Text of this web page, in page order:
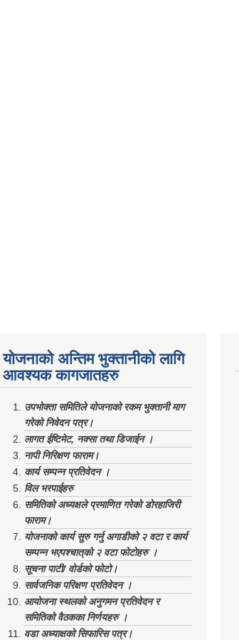
योजनाको अन्तिम भुक्तानीको लागि
आवश्यक कागजातहरु
उपभोक्ता समितिले योजनाको रकम भुक्तानी माग
गरेको निवेदन पत्र।
लागत ईष्टिमेट, नक्सा तथा डिजाईन ।
नापी निरिक्षण फाराम।
कार्य सम्पन्न प्रतिवेदन ।
विल भरपाईहरु
समितिको अध्यक्षले प्रमाणित गरेको डोरहाजिरी
फाराम।
योजनाको कार्य सुरु गर्नु अगाडीको २ वटा र कार्य
सम्पन्न भएपश्चात्‌को २ वटा फोटोहरु ।
सूचना पाटी/ वोर्डको फोटो।
सार्वजनिक परिक्षण प्रतिवेदन ।
आयोजना स्थलको अनुगमन प्रतिवेदन र
समितिको वैठकका निर्णयहरु ।
वडा अध्याक्षको सिफारिस पत्र।